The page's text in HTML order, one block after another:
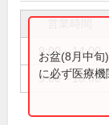
9:00～14:00
9:00～18:00
お盆(8月中旬
に必ず医療機